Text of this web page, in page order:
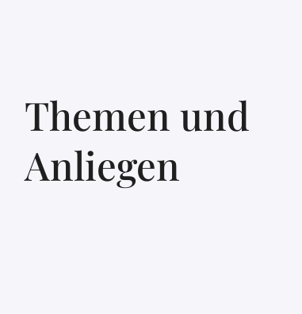
Themen und
Anliegen